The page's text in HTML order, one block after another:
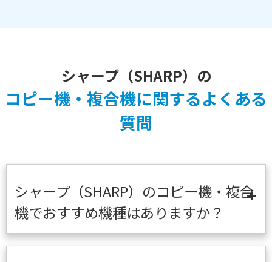
シャープ（SHARP）の
コピー機・複合機に関するよくある
質問
シャープ（SHARP）のコピー機・複合
機でおすすめ機種はありますか？